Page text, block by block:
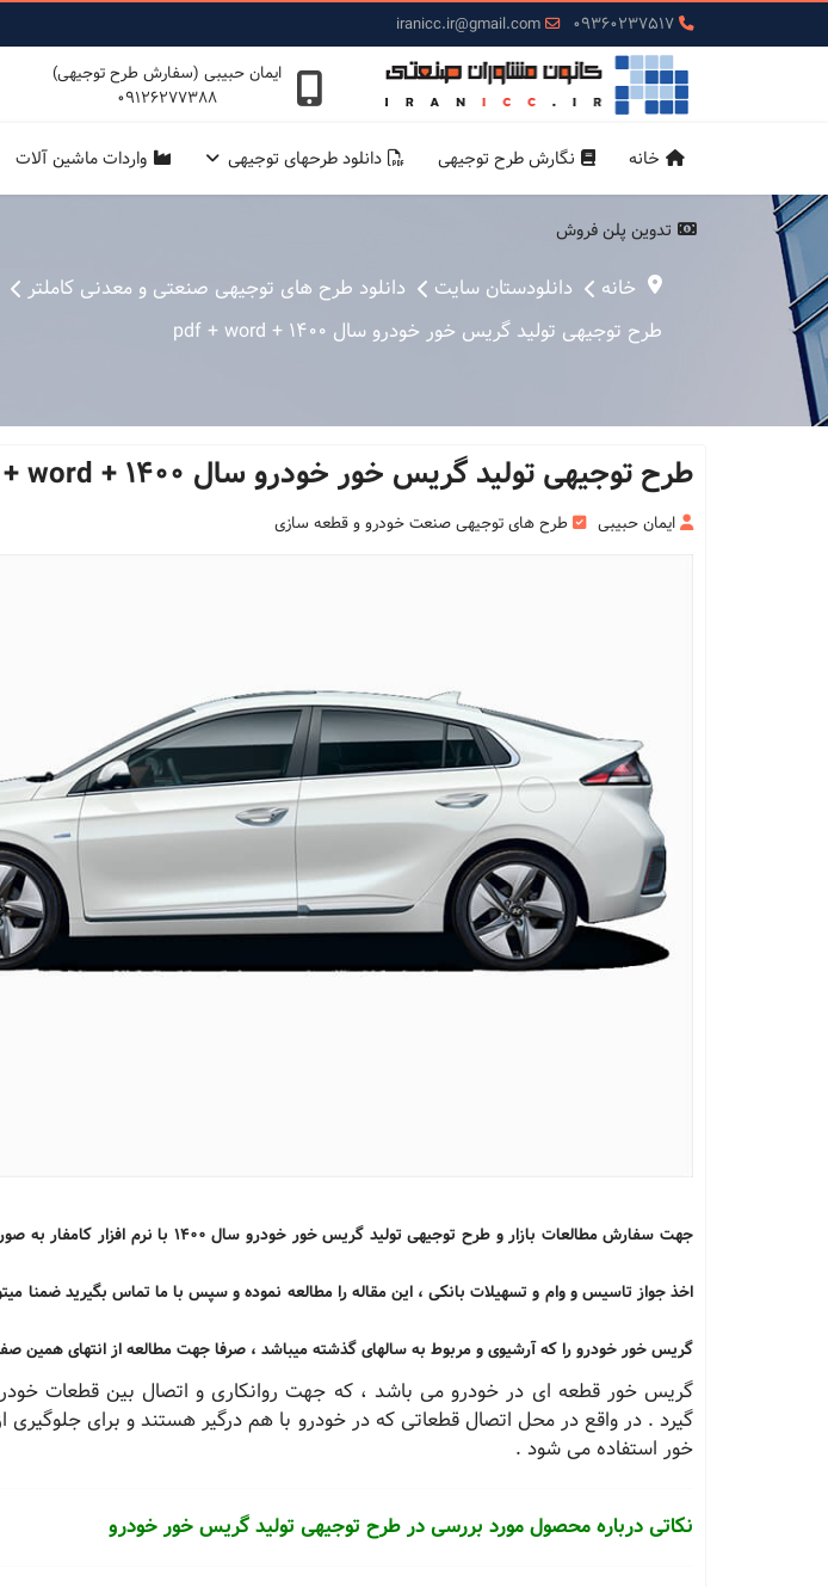
09360237517
iranicc.ir@gmail.com
ایمان حبیبی (سفارش طرح توجیهی)
09126277388
خانه نگارش طرح توجیهی دانلود طرحهای توجیهی واردات ماشین آلات
تدوین پلن فروش
خانه دانلودستان سایت دانلود طرح های توجیهی صنعتی و معدنی کاملتر
طرح توجیهی تولید گریس خور خودرو سال 1400 + pdf + word
طرح توجیهی تولید گریس خور خودرو سال 1400 + pdf + word
ایمان حبیبی طرح های توجیهی صنعت خودرو و قطعه سازی
اخذ جواز تاسیس و وام و تسهیلات بانکی ، این مقاله را مطالعه نموده و سپس با ما تماس بگیرید ضمنا
گریس خور خودرو را که آرشیوی و مربوط به سالهای گذشته میباشد ، صرفا جهت مطالعه از انتهای همین
گریس خور قطعه ای در خودرو می باشد ، كه جهت روانكاری و اتصال بین قطعات
گیرد . در واقع در محل اتصال قطعاتی كه در خودرو با هم درگیر هستند و برای جلوگیری
خور استفاده می شود .
نکاتی درباره محصول مورد بررسی در طرح توجیهی تولید گریس خور خودرو